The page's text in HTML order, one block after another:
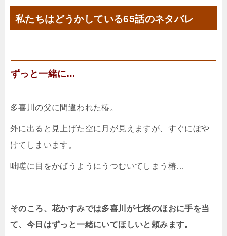
私たちはどうかしている65話のネタバレ
ずっと一緒に…
多喜川の父に間違われた椿。
外に出ると見上げた空に月が見えますが、すぐにぼや
けてしまいます。
咄嗟に目をかばうようにうつむいてしまう椿…
そのころ、花かすみでは多喜川が七桜のほおに手を当
て、今日はずっと一緒にいてほしいと頼みます。